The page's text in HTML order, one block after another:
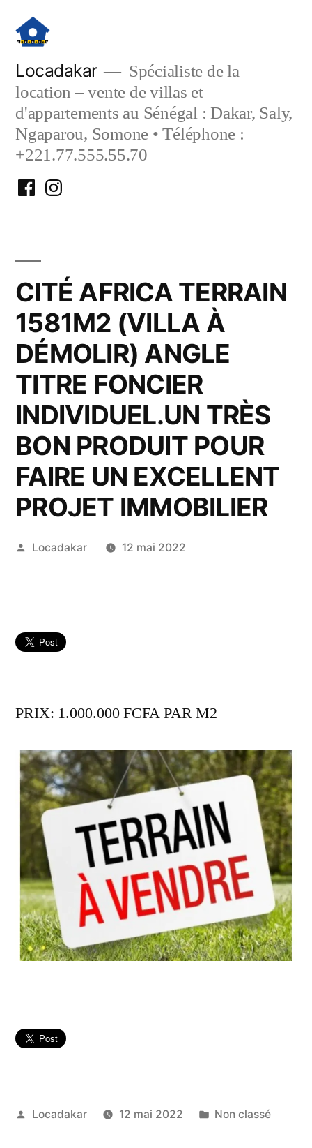
contenu
Locadakar
Spécialiste de la
location – vente de villas et
d'appartements au Sénégal : Dakar, Saly,
Ngaparou, Somone • Téléphone :
+221.77.555.55.70
FacebookInstagram
CITÉ AFRICA TERRAIN
1581M2 (VILLA À
DÉMOLIR) ANGLE
TITRE FONCIER
INDIVIDUEL.UN TRÈS
BON PRODUIT POUR
FAIRE UN EXCELLENT
PROJET IMMOBILIER
Publié
Locadakar 12 mai 2022
PRIX: 1.000.000 FCFA PAR M2
Publié
Locadakar 12 mai 2022
Publié
Non classé